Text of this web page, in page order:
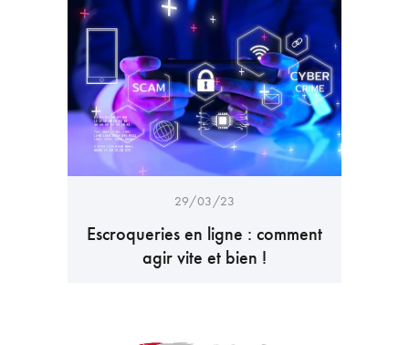
29/03/23
Escroqueries en ligne : comment
agir vite et bien !